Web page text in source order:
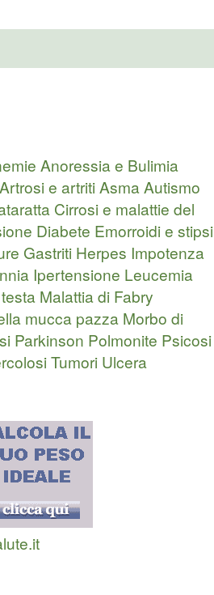
Anoressia e Bulimia
Artrosi e artritiAsmaAutismo
Cirrosi e malattie del
Diabete Emorroidi e stipsi
Gastriti Herpes Impotenza
Ipertensione Leucemia
Malattia di Fabry
mucca pazza Morbo di
Parkinson Polmonite Psicosi
Tumori Ulcera